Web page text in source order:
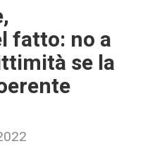
fatto: no a
se la